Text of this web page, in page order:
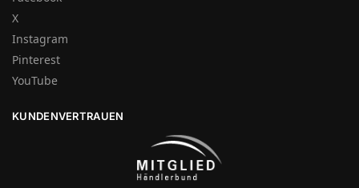
X
Instagram
Pinterest
YouTube
KUNDENVERTRAUEN